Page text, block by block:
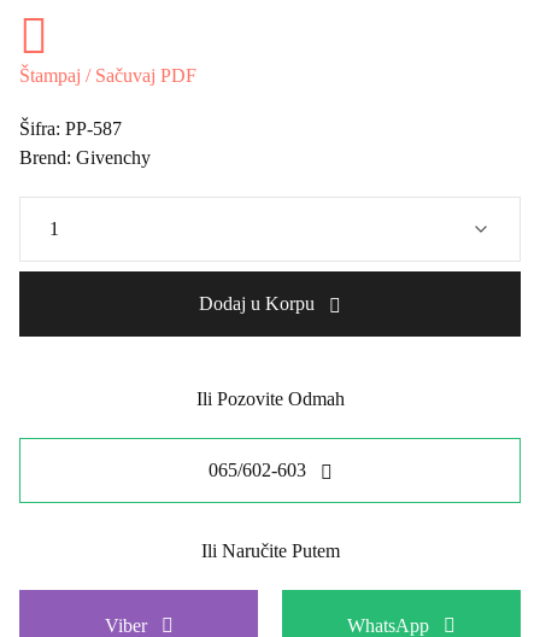
Štampaj / Sačuvaj PDF
Šifra: PP-587
Brend: Givenchy
Dodaj u Korpu
Ili Pozovite Odmah
065/602-603
Ili Naručite Putem
Viber WhatsApp